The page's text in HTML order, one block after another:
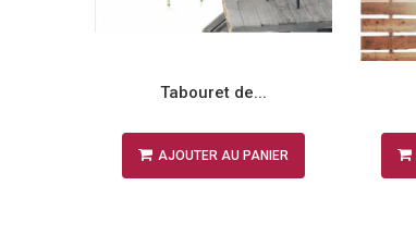
Tabouret de...
AJOUTER AU PANIER